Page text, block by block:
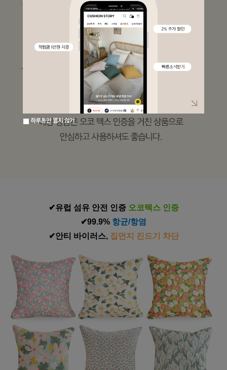
✔유럽 섬유 안전 인증 오코텍스 인증
✔99.9% 항균/항염
✔안티 바이러스, 집먼지 진드기 차단
하루동안 열지 않기